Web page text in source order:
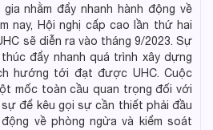
nhằm đẩy nhanh hành động về
nay, Hội nghị cấp cao lần thứ hai
sẽ diễn ra vào tháng 9/2023. Sự
đẩy nhanh quá trình xây dựng
hướng tới đạt được UHC. Cuộc
mốc toàn cầu quan trọng đối với
để kêu gọi sự cần thiết phải đầu
về phòng ngừa và kiểm soát